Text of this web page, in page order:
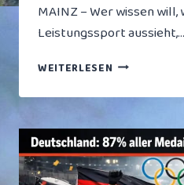
MAINZ – Wer wissen
Leistungssport aussieht,…
WEITERLESEN BAUSTELLEN-
IN
WO
DIE
TARTANBAHN
IN